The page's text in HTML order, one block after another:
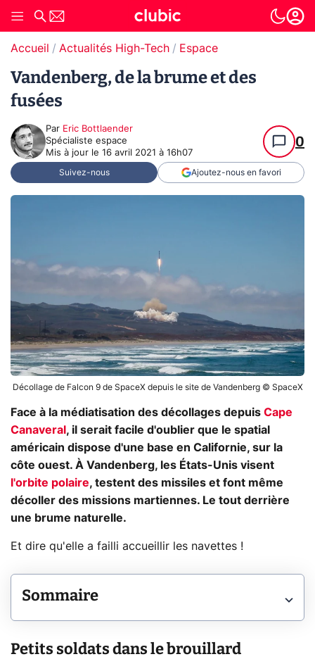
Accueil Actualités High-Tech Espace
Vandenberg, de la brume et des
fusées
Par Eric Bottlaender
Spécialiste espace
Mis à jour le 16 avril 2021 à 16h07
0
Suivez-nous Ajoutez-nous en favori
Décollage de Falcon 9 de SpaceX depuis le site de Vandenberg © SpaceX
Face à la médiatisation des décollages depuis Cape
Canaveral , il serait facile d'oublier que le spatial
américain dispose d'une base en Californie, sur la
côte ouest. À Vandenberg, les États-Unis visent
l'orbite polaire, testent des missiles et font même
décoller des missions martiennes. Le tout derrière
une brume naturelle.
Et dire qu'elle a failli accueillir les navettes !
Sommaire
Petits soldats dans le brouillard